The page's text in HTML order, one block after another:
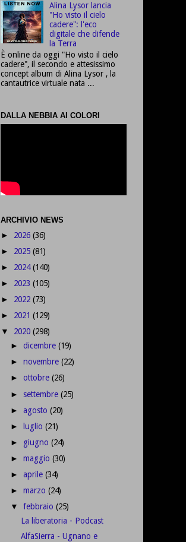
Alina Lysor lancia
"Ho visto il cielo
cadere": l'eco
digitale che difende
la Terra
È online da oggi "Ho visto il cielo
cadere", il secondo e attesissimo
concept album di Alina Lysor , la
cantautrice virtuale nata ...
DALLA NEBBIA AI COLORI
ARCHIVIO NEWS
► 2026 (36)
► 2025 (81)
► 2024(140)
► 2023 (105)
► 2022 (73)
► 2021 (129)
▼ 2020 (298)
►dicembre(19)
►novembre(22)
►ottobre(26)
► settembre(25)
►agosto(20)
► luglio(21)
► giugno(24)
►maggio(30)
►aprile(34)
►marzo(24)
▼febbraio(25)
La liberatoria - Podcast
AlfaSierra - Ugnano e